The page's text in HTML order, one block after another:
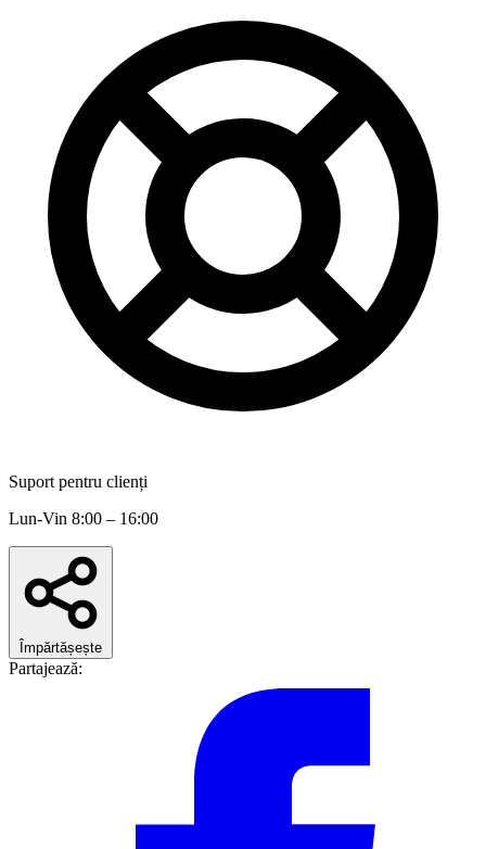
Suport pentru clienți
Lun-Vin 8:00 – 16:00
Împărtășește
Partajează: